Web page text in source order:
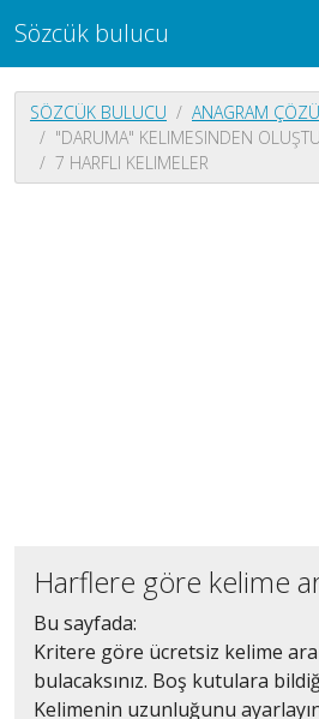
Sözcük bulucu
SÖZCÜK BULUCU
ANAGRAM
"DARUMA" KELIMESINDEN
7 HARFLI KELIMELER
Harflere göre kelime
Bu sayfada:
Kritere göre ücretsiz kelime
bulacaksınız. Boş kutulara
Kelimenin uzunluğunu